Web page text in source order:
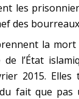
les
des
la
l’État
2015. Elles
fait que pas